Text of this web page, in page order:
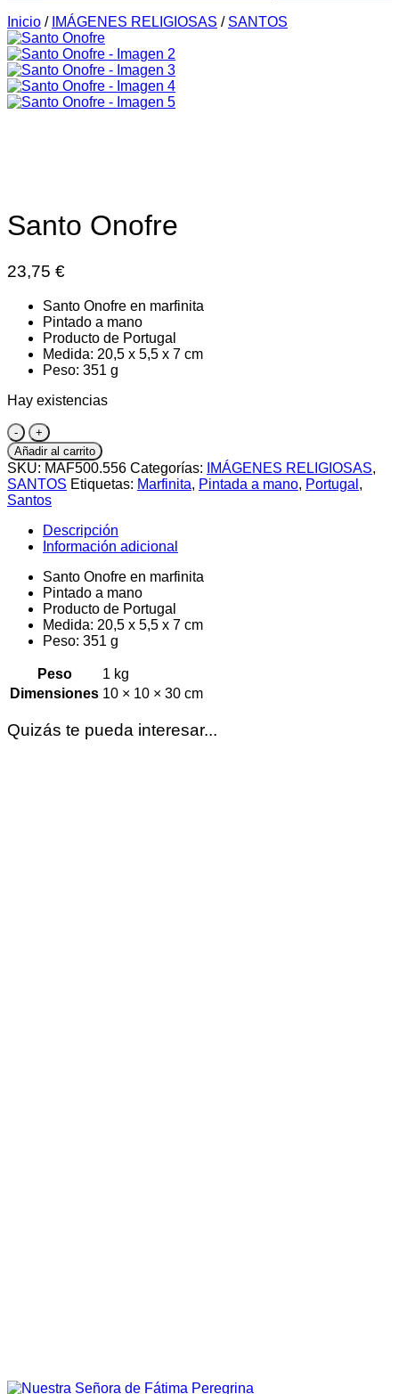
Inicio / IMÁGENES RELIGIOSAS / SANTOS
Santo Onofre
23,75 €
Santo Onofre en marfinita
Pintado a mano
Producto de Portugal
Medida: 20,5 x 5,5 x 7 cm
Peso: 351 g
Hay existencias
Santo
Onofre
cantidad
Añadir al carrito
SKU: MAF500.556 Categorías: IMÁGENES RELIGIOSAS,
SANTOS Etiquetas: Marfinita, Pintada a mano, Portugal ,
Santos
Descripción
Información adicional
Santo Onofre en marfinita
Pintado a mano
Producto de Portugal
Medida: 20,5 x 5,5 x 7 cm
Peso: 351 g
Peso
1 kg
Dimensiones 10 × 10 × 30 cm
Quizás te pueda interesar...